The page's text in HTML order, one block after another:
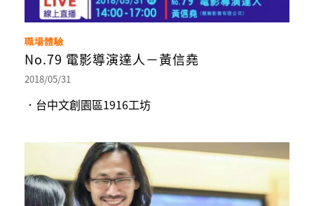
職場體驗
No.79 電影導演達人－黃信堯
2018/05/31
．台中文創園區1916工坊